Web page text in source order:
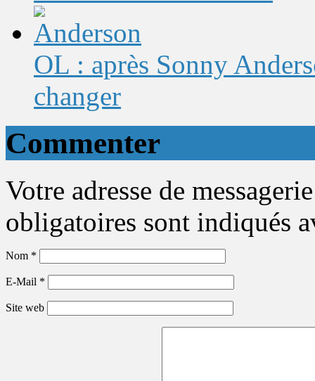
OL : après Sonny
changer
Commenter
Votre adresse de
obligatoires sont indiqués
Nom *
E-Mail *
Site web